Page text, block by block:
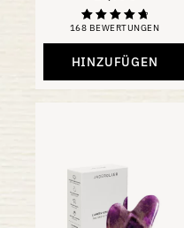
168 BEWERTUNGEN
Bewertung:
HINZUFÜGEN